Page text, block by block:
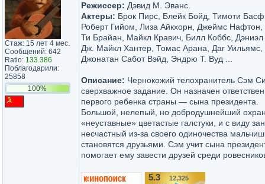
Стаж: 15 лет 4 мес.
Сообщений: 642
Ratio: 133.386
Поблагодарили:
25858
100%
Режиссер: Дэвид М. Эванс.
Актеры: Брок Пирс, Блейк Бойд, Тимоти
Роберт Гийом, Лиза Айкхорн, Джеймс
Ти Брайан, Майкл Кравич, Билл Коббс,
Дж. Майкл Хантер, Томас Арана, Даг
Джонатан Сабот Вэйд, Эндрю Т. Вуд ...
Описание: Чернокожий телохранитель Сэм
сверхважное задание. Он назначен
первого ребенка страны — сына президента.
Большой, нелепый, но добродушнейший
«неуставные» цветастые галстуки, и с виду
несчастный из-за своего одиночества
становятся друзьями. Сэм учит сына
помогает ему завести друзей среди
5.3 12,325